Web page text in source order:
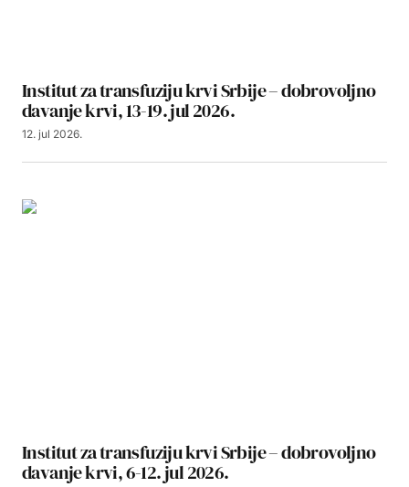
Institut za transfuziju krvi Srbije – dobrovoljno
davanje krvi, 13-19. jul 2026.
12. jul 2026.
Institut za transfuziju krvi Srbije – dobrovoljno
davanje krvi, 6-12. jul 2026.